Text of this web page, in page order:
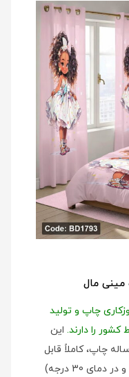
مینی مال
محصولات چاپی بین 10 تا 15 روزکاری چاپ و تولید
را دارند. این
محصولات با رنگ ثابت و ضمانت 2 ساله چاپ، کاملاً قابل
شستشو هستند (با مایع لباسشویی و در دمای 30 درجه)